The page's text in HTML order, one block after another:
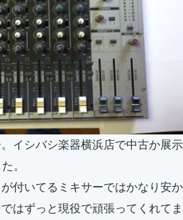
イシバシ楽器横浜店で中古か展示
。
付いてるミキサーではかなり安か
はずっと現役で頑張ってくれてま